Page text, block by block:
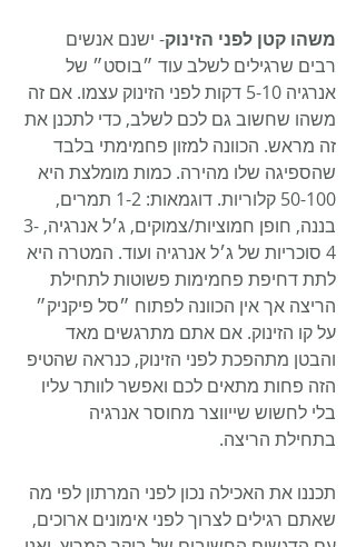
משהו קטן לפני הזינוק- ישנם אנשים
רבים שרגילים לשלב עוד ״בוסט״ של
אנרגיה 5-10 דקות לפני הזינוק עצמו. אם זה
משהו שחשוב גם לכם לשלב, כדי לתכנן את
זה מראש. הכוונה למזון פחמימתי בלבד
שהספיגה שלו מהירה. כמות מומלצת היא
50-100 קלוריות. דוגמאות: 1-2 תמרים,
בננה, חופן חמוציות/צמוקים, ג׳ל אנרגיה, 3-
4 סוכריות של ג׳ל אנרגיה ועוד. המטרה היא
לתת דחיפת פחמימות פשוטות לתחילת
הריצה אך אין הכוונה לפתוח ״סל פיקניק״
על קו הזינוק. אם אתם מתרגשים מאד
והבטן מתהפכת לפני הזינוק, כנראה שהטיפ
הזה פחות מתאים לכם ואפשר לוותר עליו
בלי לחשוש שייווצר מחוסר אנרגיה
בתחילת הריצה.
תכננו את האכילה נכון לפני המרתון לפי מה
שאתם רגילים לצרוך לפני אימונים ארוכים,